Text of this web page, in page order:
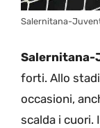
Salernitana-
Salernitana-
forti. Allo
occasioni,
scalda i cuori.